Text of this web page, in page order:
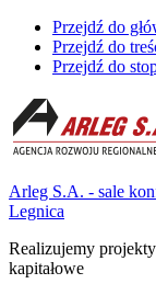
Przejdź do
Przejdź do
Przejdź do
Arleg S.A. - sale
Legnica
Realizujemy
kapitałowe